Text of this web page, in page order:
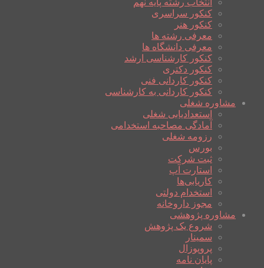
انتخاب رشته پایه نهم
کنکور سراسری
کنکور هنر
معرفی رشته ها
معرفی دانشگاه ها
کنکور کارشناسی ارشد
کنکور دکتری
کنکور کاردانی فنی
کنکور کاردانی به کارشناسی
مشاوره شغلی
استعدادیابی شغلی
آمادگی مصاحبه استخدامی
رزومه شغلی
بورس
ثبت شرکت
استارت آپ
کاریابی‌ها
استخدام دولتی
مجوز داروخانه
مشاوره پژوهشی
شروع یک پژوهش
سمینار
پروپوزال
پایان نامه